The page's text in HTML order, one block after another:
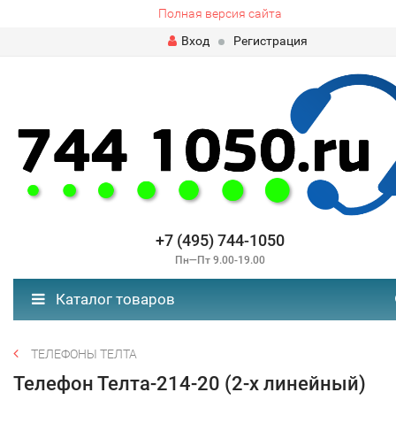
Полная версия сайта
Вход
Регистрация
+7 (495) 744-1050
Пн—Пт 9.00-19.00
Каталог товаров
ТЕЛЕФОНЫ ТЕЛТА
Телефон Телта-214-20 (2-х линейный)